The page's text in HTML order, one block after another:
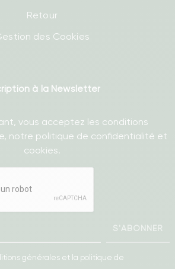
Retour
des Cookies
à la Newsletter
vous acceptez les conditions
notre politique de confidentialité et
cookies.
S'ABONNER
générales et la politique de